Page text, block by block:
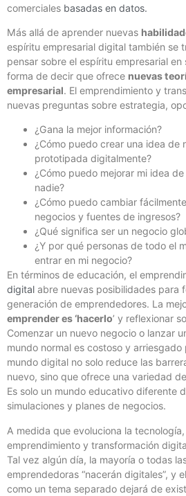
comerciales basadas en datos.
Más allá de aprender nuevas
espíritu empresarial digital también se
pensar sobre el espíritu empresarial en
forma de decir que ofrece nuevas
empresarial. El emprendimiento y
nuevas preguntas sobre estrategia,
¿Gana la mejor información?
¿Cómo puedo crear una idea de
prototipada digitalmente?
¿Cómo puedo mejorar mi idea
nadie?
¿Cómo puedo cambiar
negocios y fuentes de ingresos?
¿Qué significa ser un negocio
¿Y por qué personas de todo el
entrar en mi negocio?
En términos de educación, el
digital abre nuevas posibilidades para
generación de emprendedores. La
emprender es ‘hacerlo’ y reflexionar
Comenzar un nuevo negocio o lanzar
mundo normal es costoso y
mundo digital no solo reduce las
nuevo, sino que ofrece una variedad
Es solo un mundo educativo diferente
simulaciones y planes de negocios.
A medida que evoluciona la
emprendimiento y transformación
Tal vez algún día, la mayoría o todas
emprendedoras “nacerán digitales”, y
como un tema separado dejará de